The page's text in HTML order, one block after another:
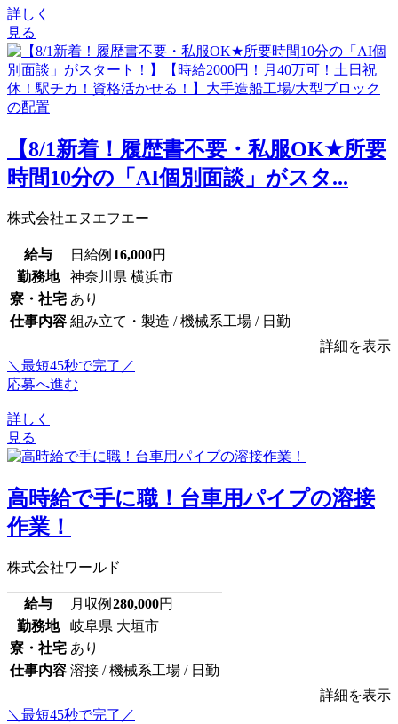
詳しく
見る
【8/1新着！履歴書不要・私服OK★所要
時間10分の「AI個別面談」がスタ...
株式会社エヌエフエー
給与 日給例 16,000円
勤務地
神奈川県 横浜市
寮・社宅 あり
仕事内容 組み立て・製造 / 機械系工場 / 日勤
詳細を表示
＼最短45秒で完了／
応募へ進む
詳しく
見る
高時給で手に職！台車用パイプの溶接
作業！
株式会社ワールド
給与 月収例 280,000円
勤務地
岐阜県 大垣市
寮・社宅 あり
仕事内容 溶接 / 機械系工場 / 日勤
詳細を表示
＼最短45秒で完了／